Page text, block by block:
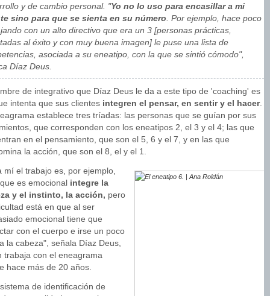
y de cambio personal. "Yo no lo uso para encasillar a mi
sino para que se sienta en su número . Por ejemplo, hace poco
con un alto directivo que era un 3 [personas prácticas,
al éxito y con muy buena imagen] le puse una lista de
asociada a su eneatipo, con la que se sintió cómodo",
Díaz Deus.
de integrativo que Díaz Deus le da a este tipo de 'coaching' es
intenta que sus clientes integren el pensar, en sentir y el hacer.
establece tres tríadas: las personas que se guían por sus
que corresponden con los eneatipos 2, el 3 y el 4; las que
en el pensamiento, que son el 5, 6 y el 7, y en las que
la acción, que son el 8, el y el 1.
mí el trabajo es, por ejemplo,
es emocional integre la
y el instinto, la acción, pero
está en que al ser
emocional tiene que
con el cuerpo e irse un poco
la cabeza", señala Díaz Deus,
trabaja con el eneagrama
hace más de 20 años.
de identificación de